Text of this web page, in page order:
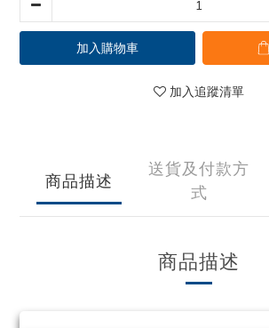
加入購物車
加入追蹤清單
商品描述
送貨及付款方
式
商品描述